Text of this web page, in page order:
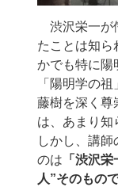
渋沢栄一が
たことは知ら
かでも特に陽
「陽明学の
藤樹を深く尊
は、あまり知
しかし、講師
のは 「渋沢
人”そのもの